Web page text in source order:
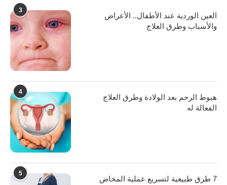
3
العين الوردية عند الأطفال.. الأعراض
والأسباب وطرق العلاج
4
هبوط الرحم بعد الولادة وطرق العلاج
الفعالة له
5
7 طرق طبيعية لتسريع عملية المخاض